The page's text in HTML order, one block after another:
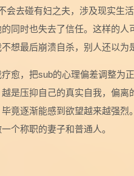
会去碰有妇之夫，涉及现实生
同时也失去了信任。这样的
想最后崩溃自杀，别人还以为
愈，把sub的心理偏差调整为
是压抑自己的真实自我，偏
竟逐渐能感到欲望越来越强
个称职的妻子和普通人。